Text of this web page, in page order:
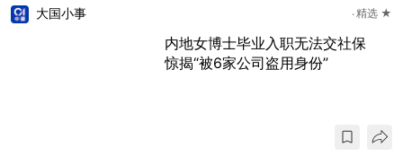
大国小事 精选 ★
内地女博士毕业入职无法交社保
惊揭“被6家公司盗用身份”